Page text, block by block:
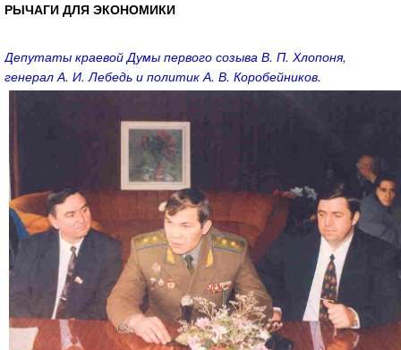
РЫЧАГИ ДЛЯ ЭКОНОМИКИ
Депутаты краевой Думы первого созыва В. П. Хлопоня,
генерал А. И. Лебедь и политик А. В. Коробейников.